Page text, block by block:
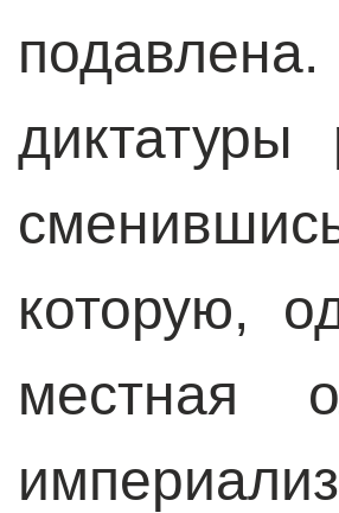
диктатуры
которую,
местная